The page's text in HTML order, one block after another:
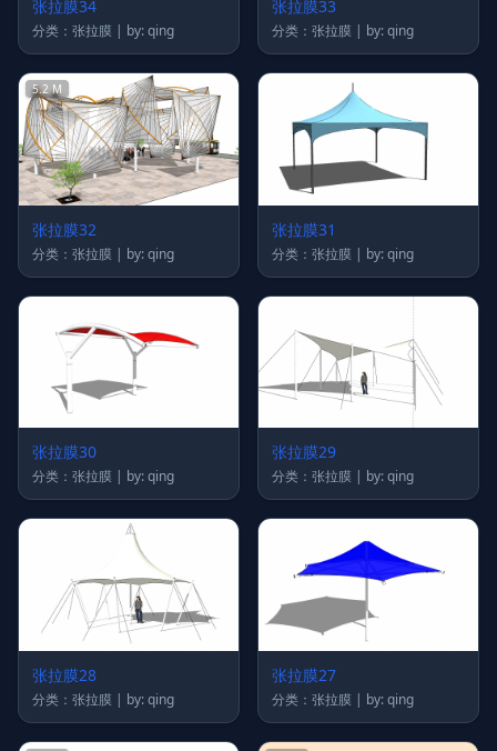
张拉膜34
分类：张拉膜 | by: qing
张拉膜33
分类：张拉膜 | by: qing
5.2 M
张拉膜32
分类：张拉膜 | by: qing
张拉膜31
分类：张拉膜 | by: qing
张拉膜30
分类：张拉膜 | by: qing
张拉膜29
分类：张拉膜 | by: qing
张拉膜28
分类：张拉膜 | by: qing
张拉膜27
分类：张拉膜 | by: qing